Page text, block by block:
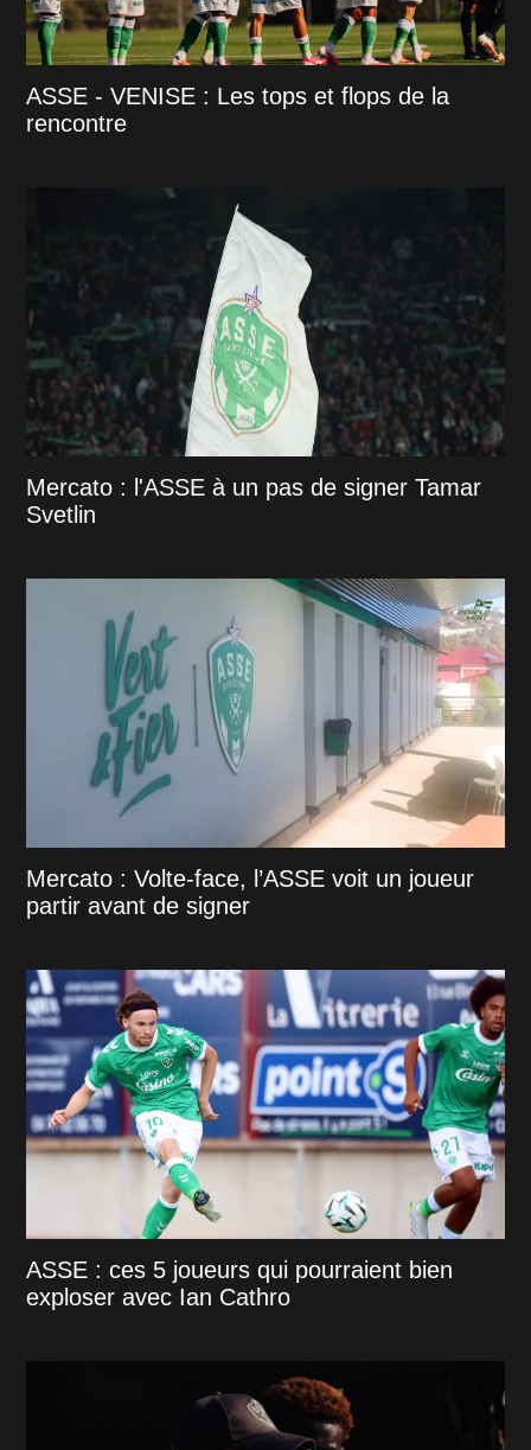
ASSE - VENISE : Les tops et flops de la
rencontre
Mercato : l'ASSE à un pas de signer Tamar
Svetlin
Mercato : Volte-face, l’ASSE voit un joueur
partir avant de signer
ASSE : ces 5 joueurs qui pourraient bien
exploser avec Ian Cathro